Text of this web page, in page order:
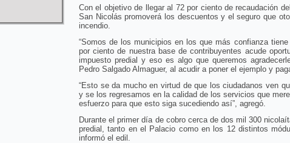
Con el objetivo de llegar al 72 por ciento de recaudación
San Nicolás promoverá los descuentos y el seguro que
incendio.
“Somos de los municipios en los que más confianza
por ciento de nuestra base de contribuyentes acude
impuesto predial y eso es algo que queremos
Pedro Salgado Almaguer, al acudir a poner el ejemplo y
“Esto se da mucho en virtud de que los ciudadanos ven
y se los regresamos en la calidad de los servicios que
esfuerzo para que esto siga sucediendo así”, agregó.
Durante el primer día de cobro cerca de dos mil 300
predial, tanto en el Palacio como en los 12 distintos
informó el edil.